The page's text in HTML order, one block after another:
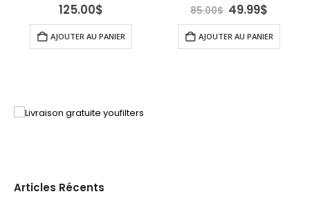
5.00 out of 5
125.00$
AJOUTER AU PANIER
4.89 out of 5
85.00$ Le
prix
initial
était :
85.00$.
49.99$Le
prix
actuel
est :
49.99$.
AJOUTER AU PANIER
Articles Récents